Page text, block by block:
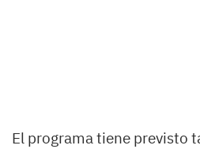
El programa tiene previsto